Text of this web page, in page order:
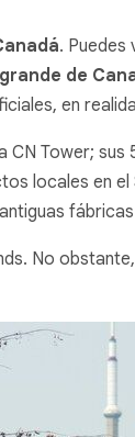
.
de
en
Tower;
locales en
No